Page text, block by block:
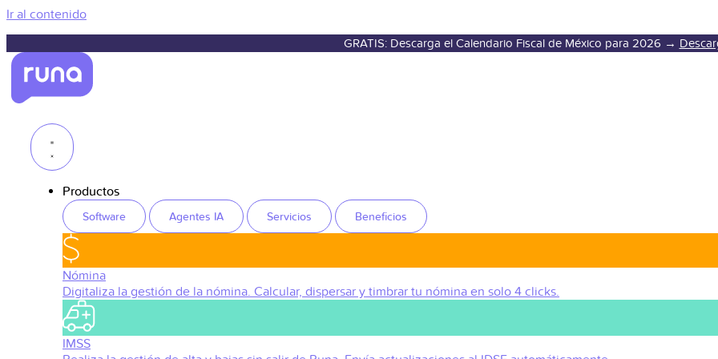
Ir al contenido
GRATIS: Descarga el Calendario Fiscal de México para 2026 →
Productos
Software Agentes IA Servicios Beneficios
Nómina
Digitaliza la gestión de la nómina. Calcular, dispersar y timbrar tu nómina en solo 4 clicks.
IMSS